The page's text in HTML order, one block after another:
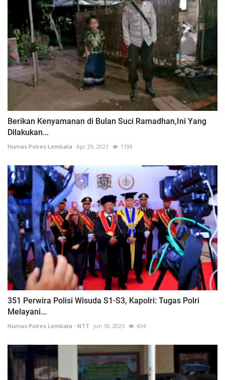
Berikan Kenyamanan di Bulan Suci Ramadhan,Ini Yang
Dilakukan...
Humas Polres Lembata Apr 29, 2021 1199
351 Perwira Polisi Wisuda S1-S3, Kapolri: Tugas Polri
Melayani...
Humas Polres Lembata - NTT Jun 18, 2025 434